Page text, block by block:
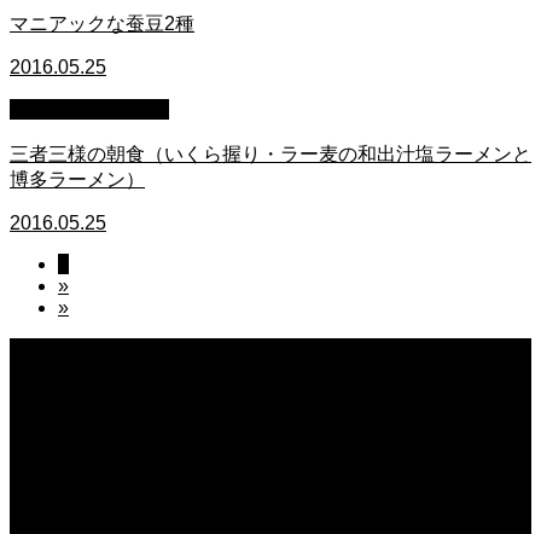
マニアックな蚕豆2種
2016.05.25
三者三様の朝食（いくら握り・ラー麦の和出汁塩ラーメンと
博多ラーメン）
2016.05.25
»
»